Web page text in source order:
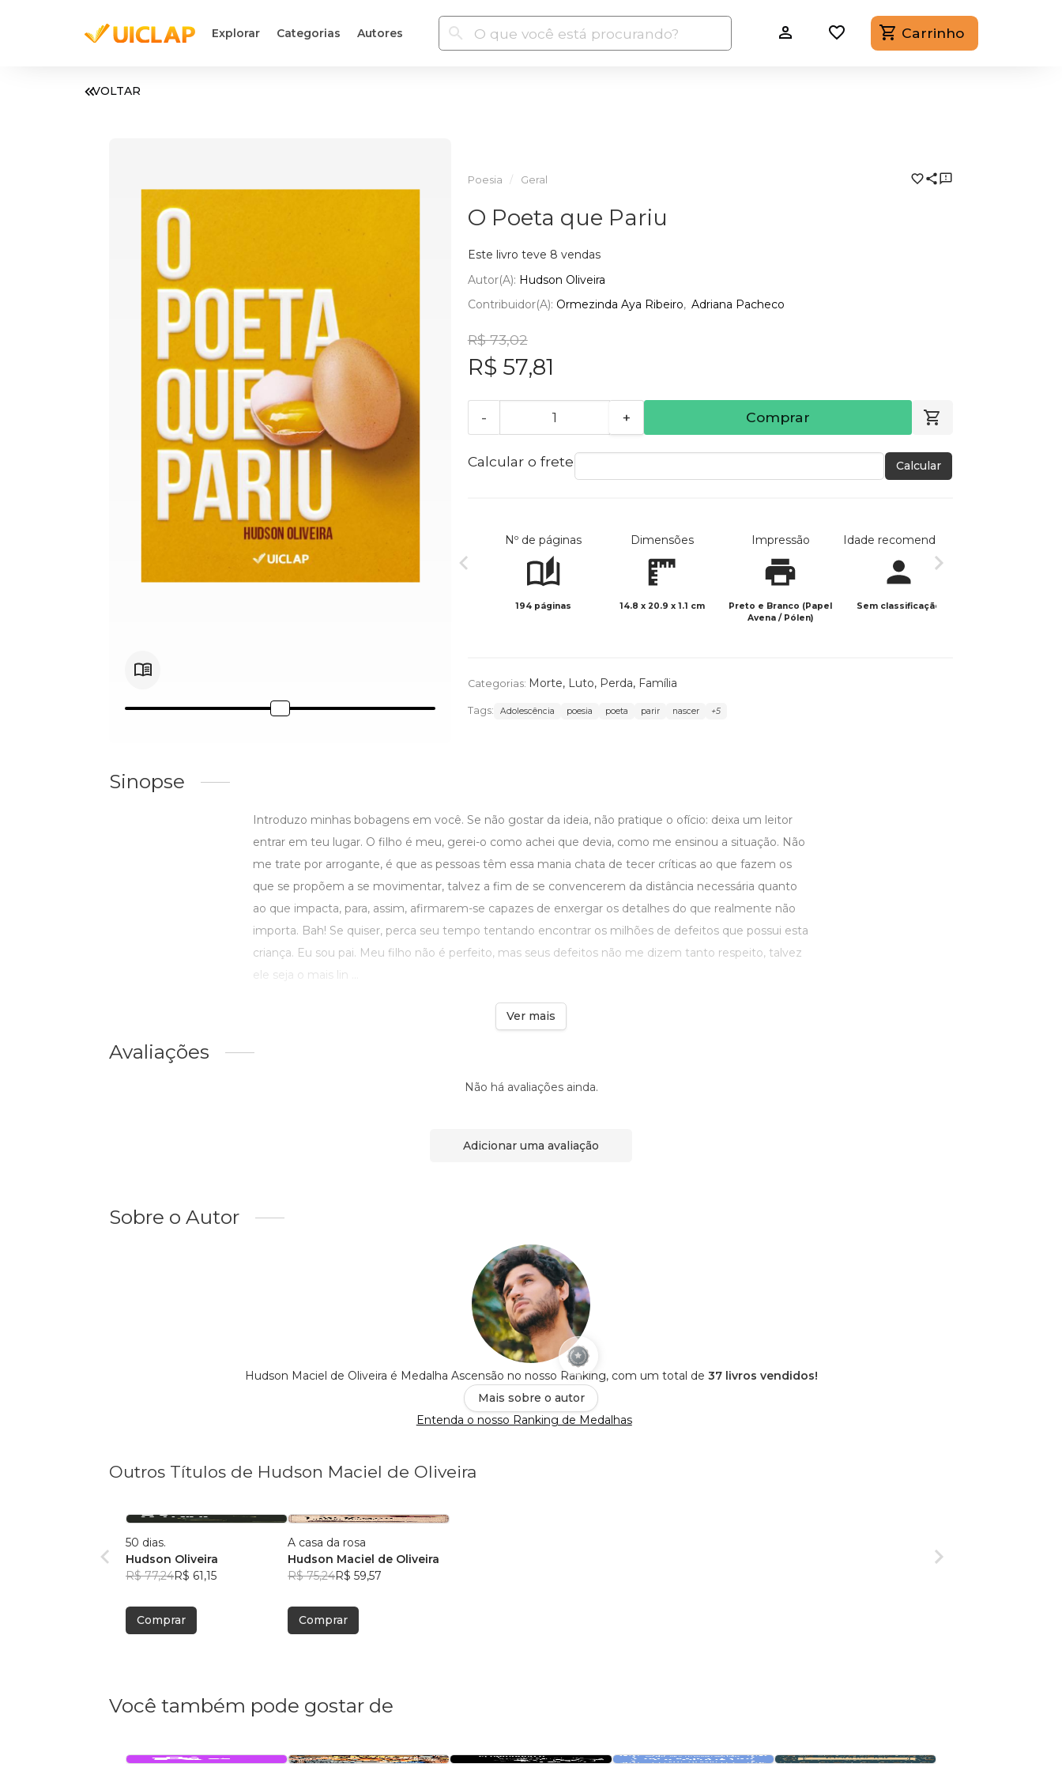
Explorar Categorias Autores Carrinho
VOLTAR
Poesia Geral
O Poeta que Pariu
Este livro teve 8 vendas
Autor(a): Hudson Oliveira
Contribuidor(a): Ormezinda Aya Ribeiro Adriana Pacheco
R$ 73,02
R$ 57,81
- + Comprar
Calcular o frete Calcular
Nº de páginas
194 páginas
Dimensões
14.8 x 20.9 x 1.1 cm
Impressão
Preto e Branco (Papel
Avena / Pólen)
Idade recomendada
Sem classificação
Categorias: Morte, Luto, Perda, Família
Tags: Adolescência poesia poeta parir nascer +5
Sinopse
Introduzo minhas bobagens em você. Se não gostar da ideia, não pratique o ofício: deixa um leitor
entrar em teu lugar. O filho é meu, gerei-o como achei que devia, como me ensinou a situação. Não
me trate por arrogante, é que as pessoas têm essa mania chata de tecer críticas ao que fazem os
que se propõem a se movimentar, talvez a fim de se convencerem da distância necessária quanto
ao que impacta, para, assim, afirmarem-se capazes de enxergar os detalhes do que realmente não
importa. Bah! Se quiser, perca seu tempo tentando encontrar os milhões de defeitos que possui esta
criança. Eu sou pai. Meu filho não é perfeito, mas seus defeitos não me dizem tanto respeito, talvez
ele seja o mais lin ...
Ver mais
Avaliações
Não há avaliações ainda.
Adicionar uma avaliação
Sobre o Autor
Hudson Maciel de Oliveira é Medalha Ascensão no nosso Ranking, com um total de 37 livros vendidos!
Mais sobre o autor
Entenda o nosso Ranking de Medalhas
Outros Títulos de Hudson Maciel de Oliveira
50 dias.
Hudson Oliveira
R$ 77,24R$ 61,15
Comprar
A casa da rosa
Hudson Maciel de Oliveira
R$ 75,24R$ 59,57
Comprar
Você também pode gostar de